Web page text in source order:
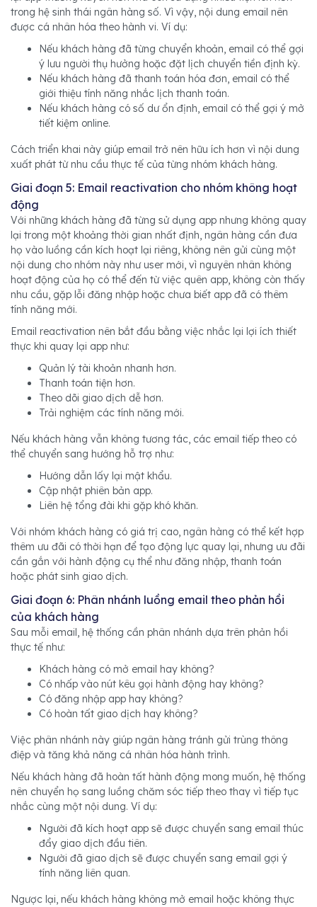
trong hệ sinh thái ngân hàng số. Vì vậy, nội dung email nên
được cá nhân hóa theo hành vi. Ví dụ:
Nếu khách hàng đã từng chuyển khoản, email có thể gợi
ý lưu người thụ hưởng hoặc đặt lịch chuyển tiền định kỳ.
Nếu khách hàng đã thanh toán hóa đơn, email có thể
giới thiệu tính năng nhắc lịch thanh toán.
Nếu khách hàng có số dư ổn định, email có thể gợi ý mở
tiết kiệm online.
Cách triển khai này giúp email trở nên hữu ích hơn vì nội dung
xuất phát từ nhu cầu thực tế của từng nhóm khách hàng.
Giai đoạn 5: Email reactivation cho nhóm không hoạt
động
Với những khách hàng đã từng sử dụng app nhưng không quay
lại trong một khoảng thời gian nhất định, ngân hàng cần đưa
họ vào luồng cần kích hoạt lại riêng, không nên gửi cùng một
nội dung cho nhóm này như user mới, vì nguyên nhân không
hoạt động của họ có thể đến từ việc quên app, không còn thấy
nhu cầu, gặp lỗi đăng nhập hoặc chưa biết app đã có thêm
tính năng mới.
Email reactivation nên bắt đầu bằng việc nhắc lại lợi ích thiết
thực khi quay lại app như:
Quản lý tài khoản nhanh hơn.
Thanh toán tiện hơn.
Theo dõi giao dịch dễ hơn.
Trải nghiệm các tính năng mới.
Nếu khách hàng vẫn không tương tác, các email tiếp theo có
thể chuyển sang hướng hỗ trợ như:
Hướng dẫn lấy lại mật khẩu.
Cập nhật phiên bản app.
Liên hệ tổng đài khi gặp khó khăn.
Với nhóm khách hàng có giá trị cao, ngân hàng có thể kết hợp
thêm ưu đãi có thời hạn để tạo động lực quay lại, nhưng ưu đãi
cần gắn với hành động cụ thể như đăng nhập, thanh toán
hoặc phát sinh giao dịch.
Giai đoạn 6: Phân nhánh luồng email theo phản hồi
của khách hàng
Sau mỗi email, hệ thống cần phân nhánh dựa trên phản hồi
thực tế như:
Khách hàng có mở email hay không?
Có nhấp vào nút kêu gọi hành động hay không?
Có đăng nhập app hay không?
Có hoàn tất giao dịch hay không?
Việc phân nhánh này giúp ngân hàng tránh gửi trùng thông
điệp và tăng khả năng cá nhân hóa hành trình.
Nếu khách hàng đã hoàn tất hành động mong muốn, hệ thống
nên chuyển họ sang luồng chăm sóc tiếp theo thay vì tiếp tục
nhắc cùng một nội dung. Ví dụ:
Người đã kích hoạt app sẽ được chuyển sang email thúc
đẩy giao dịch đầu tiên.
Người đã giao dịch sẽ được chuyển sang email gợi ý
tính năng liên quan.
Ngược lại, nếu khách hàng không mở email hoặc không thực